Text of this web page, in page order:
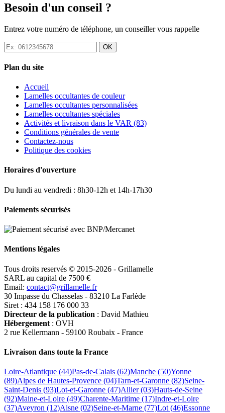
Besoin d'un conseil ?
Entrez votre numéro de téléphone, un conseiller vous rappelle
OK
Plan du site
Accueil
Lamelles occultantes de couleur
Lamelles occultantes personnalisées
Lamelles occultantes spéciales
Activités et livraison dans le VAR (83)
Conditions générales de vente
Contactez-nous
Politique des cookies
Horaires d'ouverture
Du lundi au vendredi : 8h30-12h et 14h-17h30
Paiements sécurisés
Mentions légales
Tous droits reservés © 2015-2026 - Grillamelle
SARL au capital de 7500 €
Email: contact@grillamelle.fr
30 Impasse du Chasselas - 83210 La Farlède
Siret : 434 158 176 000 33
Directeur de la publication : David Mathieu
Hébergement : OVH
2 rue Kellermann - 59100 Roubaix - France
Livraison dans toute la France
Loire-Atlantique (44)Pas-de-Calais (62)Manche (50)Yonne
(89)Alpes de Hautes-Provence (04)Tarn-et-Garonne (82)Seine-
Saint-Denis (93)Lot-et-Garonne (47)Allier (03)Hauts-de-Seine
(92)Maine-et-Loire (49)Charente-Maritime (17)Indre-et-Loire
(37)Aveyron (12)Aisne (02)Seine-et-Marne (77)Lot (46)Essonne